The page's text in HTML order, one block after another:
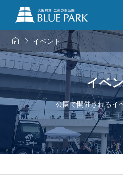
  イベント
イベ
公園で開催されるイ